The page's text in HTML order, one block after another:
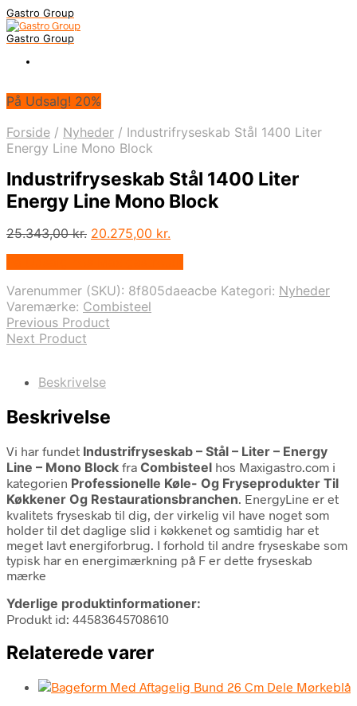
Gastro Group
Gastro Group
På Udsalg! 20%
Forside / Nyheder / Industrifryseskab Stål 1400 Liter
Energy Line Mono Block
Industrifryseskab Stål 1400 Liter
Energy Line Mono Block
25.343,00kr. Den
25.343,00 kr..
20.275,00 kr.
20.275,00 kr..
Varenummer (SKU): 8f805daeacbe Kategori: Nyheder
Varemærke: Combisteel
Previous Product
Next Product
Beskrivelse
Beskrivelse
Vi har fundet Industrifryseskab – Stål – Liter – Energy
Line – Mono Block fra Combisteel hos Maxigastro.com i
kategorien Professionelle Køle- Og Fryseprodukter Til
Køkkener Og Restaurationsbranchen. EnergyLine er et
kvalitets fryseskab til dig, der virkelig vil have noget som
holder til det daglige slid i køkkenet og samtidig har et
meget lavt energiforbrug. I forhold til andre fryseskabe som
typisk har en energimærkning på F er dette fryseskab
mærke
Yderlige produktinformationer:
Produkt id: 44583645708610
Relaterede varer